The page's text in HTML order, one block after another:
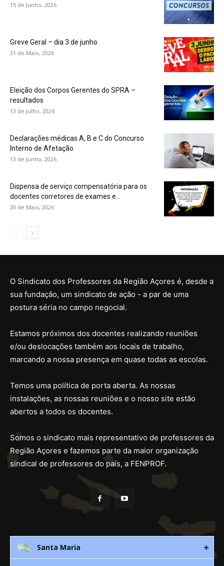
15 de Junho, 2026
Greve Geral – dia 3 de junho
31 de Maio, 2026
Eleição dos Corpos Gerentes do SPRA –
resultados
13 de Julho, 2026
Declarações médicas A, B e C do Concurso
Interno de Afetação
13 de Junho, 2026
Dispensa de serviço compensatória para os
docentes corretores de exames e...
20 de Maio, 2026
O Sindicato dos Professores da Região Açores é, desde a
sua fundação, um sindicato de ação - a par de uma
postura séria no campo negocial.
Estamos próximos dos docentes realizando reuniões
e/ou deslocações também aos locais de trabalho,
marcando a nossa presença em quase todas as escolas.
Temos uma política de porta aberta. As nossas
instalações, as nossas reuniões e o nosso site estão
abertos a todos os docentes.
Somos o sindicato mais representativo de professores da
Região Açores e fazemos parte da maior organização
sindical de professores do país, a FENPROF.
Santa Maria